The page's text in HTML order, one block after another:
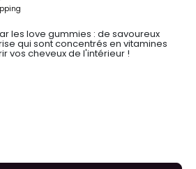
les love gummies : de savoureux
qui sont concentrés en vitamines
vos cheveux de l'intérieur !